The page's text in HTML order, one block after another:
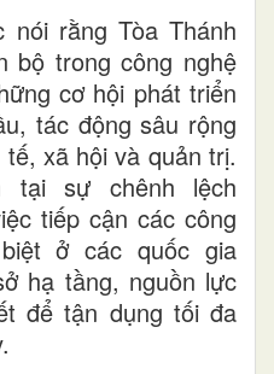
rằng Tòa Thánh
bộ trong công nghệ
cơ hội phát triển
tác động sâu rộng
xã hội và quản trị.
tại sự chênh lệch
tiếp cận các công
ở các quốc gia
hạ tầng, nguồn lực
để tận dụng tối đa